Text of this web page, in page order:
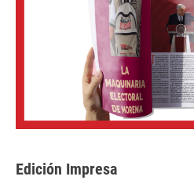
Edición Impresa